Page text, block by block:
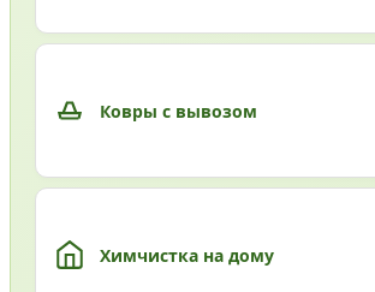
Ковры с вывозом
Химчистка на дому